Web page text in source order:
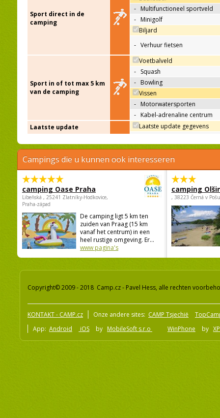
Sport direct in de
camping
- Multifunctioneel sportveld
- Minigolf
Biljard
- Verhuur fietsen
Sport in of tot max 5 km
van de camping
Voetbalveld
- Squash
- Bowling
Vissen
- Motorwatersporten
- Kabel-adrenaline centrum
Laatste update
Laatste update gegevens
Campings die u kunnen ook interesseren
camping Oase Praha
Libeňská , 25241 Zlatníky-Hodkovice,
Praha-západ
De camping ligt 5 km ten
zuiden van Praag (15 km
vanaf het centrum) in een
heel rustige omgeving. Er...
www pagina's
camping
, 38223 Černá v
Copyright© 2009 - 2018 Camp.cz - Pavel Hess, alle rechten
KONTAKT - CAMP.cz Onze andere sites: CAMP Tsjechië
App: Android iOS by MobileSoft s.r.o WinPhone by